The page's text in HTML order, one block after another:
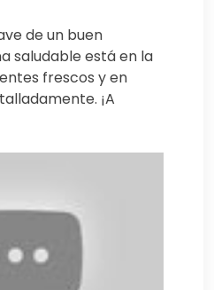
de un buen
saludable está en la
frescos y en
¡A